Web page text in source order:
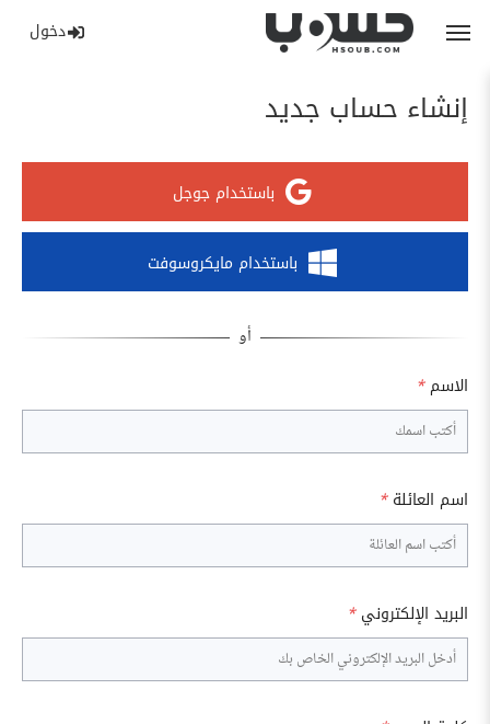
دخول
إنشاء حساب جديد
باستخدام جوجل
باستخدام مايكروسوفت
الاسم *
اسم العائلة *
البريد الإلكتروني *